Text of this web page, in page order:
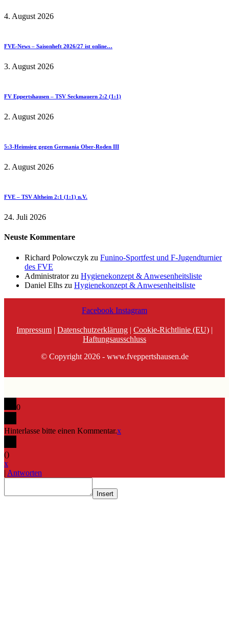
4. August 2026
FVE-News – Saisonheft 2026/27 ist online…
3. August 2026
FV Eppertshausen – TSV Seckmauern 2:2 (1:1)
2. August 2026
5:3-Heimsieg gegen Germania Ober-Roden III
2. August 2026
FVE – TSV Altheim 2:1 (1:1) n.V.
24. Juli 2026
Neuste Kommentare
Richard Polowczyk zu Funino-Sportfest und F-Jugendturnier
des FVE
Administratorzu Hygienekonzept & Anwesenheitsliste
Daniel Elhs zu Hygienekonzept & Anwesenheitsliste
Facebook Instagram
Impressum | Datenschutzerklärung | Cookie-Richtlinie (EU) |
Haftungsausschluss
© Copyright 2026 - www.fveppertshausen.de
0
Hinterlasse bitte einen Kommentar.x
()
x
| Antworten
Insert